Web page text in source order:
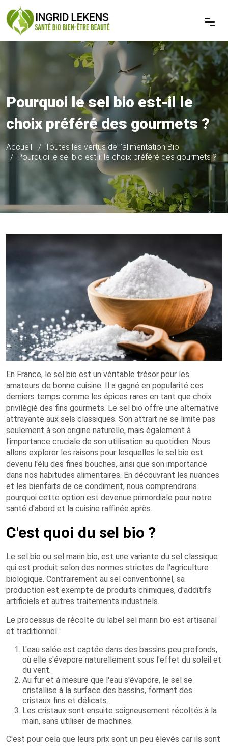
Pourquoi le sel bio est-il le
choix préféré des gourmets ?
Accueil
Toutes les vertus de l'alimentation Bio
Pourquoi le sel bio est-il le choix préféré des gourmets ?
En France, le sel bio est un véritable trésor pour les
amateurs de bonne cuisine. Il a gagné en popularité ces
derniers temps comme les épices rares en tant que choix
privilégié des fins gourmets. Le sel bio offre une alternative
attrayante aux sels classiques. Son attrait ne se limite pas
seulement à son origine naturelle, mais également à
l'importance cruciale de son utilisation au quotidien. Nous
allons explorer les raisons pour lesquelles le sel bio est
devenu l'élu des fines bouches, ainsi que son importance
dans nos habitudes alimentaires. En découvrant les nuances
et les bienfaits de ce condiment, nous comprendrons
pourquoi cette option est devenue primordiale pour notre
santé d'abord et la cuisine raffinée après.
C'est quoi du sel bio ?
Le sel bio ou sel marin bio, est une variante du sel classique
qui est produit selon des normes strictes de l'agriculture
biologique. Contrairement au sel conventionnel, sa
production est exempte de produits chimiques, d'additifs
artificiels et autres traitements industriels.
Le processus de récolte du label sel marin bio est artisanal
et traditionnel :
L'eau salée est captée dans des bassins peu profonds,
où elle s'évapore naturellement sous l'effet du soleil et
du vent.
Au fur et à mesure que l'eau s'évapore, le sel se
cristallise à la surface des bassins, formant des
cristaux fins et délicats.
Les cristaux sont ensuite soigneusement récoltés à la
main, sans utiliser de machines.
C'est pour cela que leurs prix sont un peu élevés car ils sont